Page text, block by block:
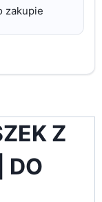
zakupie
Z
DO